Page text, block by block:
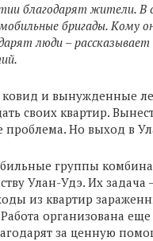
благодарят жители. В
бригады. Кому
люди –
и вынужденные
своих квартир.
проблема. Но выход в
группы
Улан-Удэ. Их задача
из квартир
организована
за ценную